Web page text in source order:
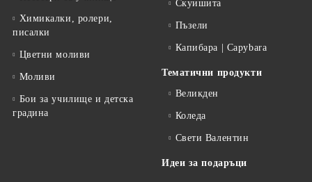
Химикалки, ролери,
писалки
Цветни моливи
Моливи
Бои за училище и детска
градина
Скуишита
Пъзели
Капибара | Capybara
Тематични продукти
Великден
Коледа
Свети Валентин
Идеи за подаръци